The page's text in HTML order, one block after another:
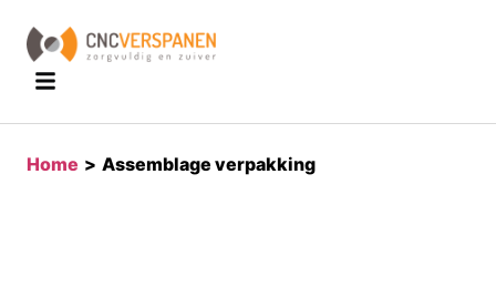
home > assemblage verpakking